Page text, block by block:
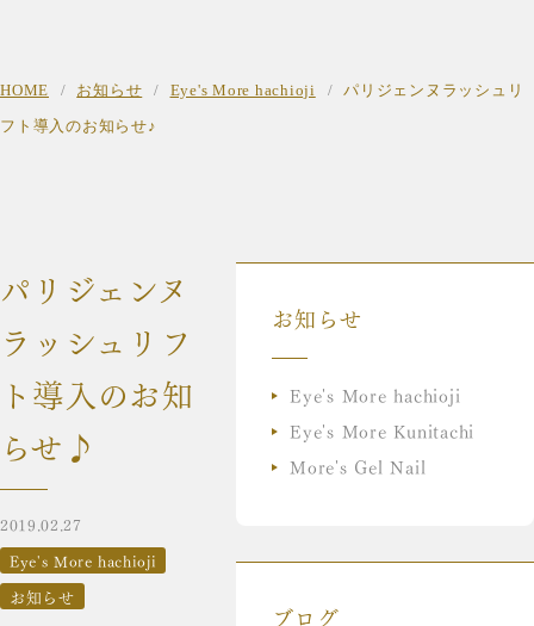
HOME お知らせ Eye's More hachioji
パリジェンヌラッシュリ
フト導入のお知らせ♪
パリジェンヌ
ラッシュリフ
ト導入のお知
らせ♪
2019.02.27
Eye's More hachioji
お知らせ
お知らせ
Eye's More hachioji
Eye's More Kunitachi
More's Gel Nail
ブログ